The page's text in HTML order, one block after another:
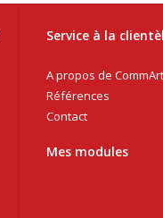
Service à la
A propos de CommArt
Références
Contact
Mes modules